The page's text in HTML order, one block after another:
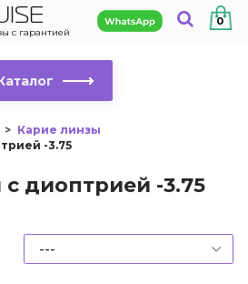
с гарантией
0
Карие линзы
-3.75
диоптрией -3.75